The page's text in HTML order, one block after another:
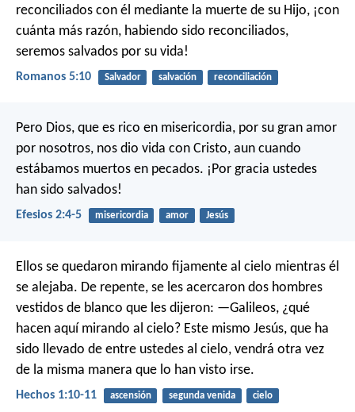
reconciliados con él mediante la muerte de su Hijo, ¡con
cuánta más razón, habiendo sido reconciliados,
seremos salvados por su vida!
Romanos 5:10 Salvador salvación reconciliación
Pero Dios, que es rico en misericordia, por su gran amor
por nosotros, nos dio vida con Cristo, aun cuando
estábamos muertos en pecados. ¡Por gracia ustedes
han sido salvados!
Efesios 2:4-5 misericordia amor Jesús
Ellos se quedaron mirando fijamente al cielo mientras él
se alejaba. De repente, se les acercaron dos hombres
vestidos de blanco que les dijeron: —Galileos, ¿qué
hacen aquí mirando al cielo? Este mismo Jesús, que ha
sido llevado de entre ustedes al cielo, vendrá otra vez
de la misma manera que lo han visto irse.
Hechos 1:10-11 ascensión segunda venida cielo